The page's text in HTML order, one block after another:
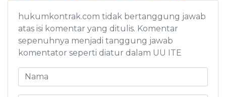
hukumkontrak.com tidak bertanggung jawab
atas isi komentar yang ditulis. Komentar
sepenuhnya menjadi tanggung jawab
komentator seperti diatur dalam UU ITE